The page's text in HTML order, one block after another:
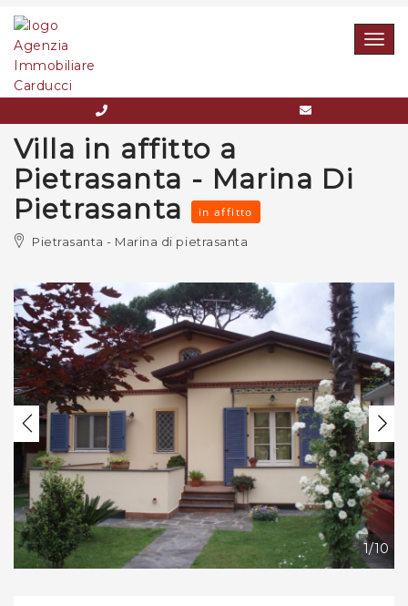
Villa in affitto a
Pietrasanta - Marina Di
Pietrasanta
in affitto
Pietrasanta - Marina di pietrasanta
Previous
1/10